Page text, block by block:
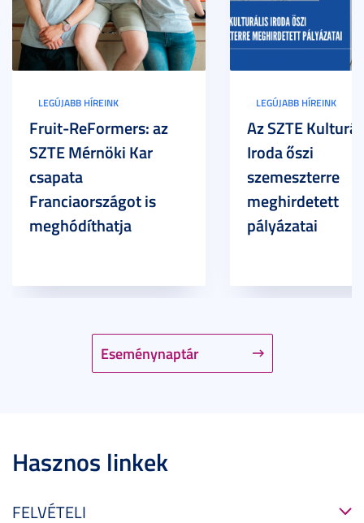
Eseménynaptár
LEGÚJABB HÍREINK
Fruit-ReFormers: az
SZTE Mérnöki Kar
csapata
Franciaországot is
meghódíthatja
LEGÚJABB HÍREINK
Az SZTE
Iroda őszi
szemeszterre
meghirdetett
pályázatai
Hasznos linkek
FELVÉTELI